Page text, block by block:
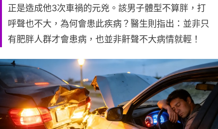
正是造成他3次車禍的元兇。該男子體型不算胖，打
呼聲也不大，為何會患此疾病？醫生則指出：並非只
有肥胖人群才會患病，也並非鼾聲不大病情就輕！